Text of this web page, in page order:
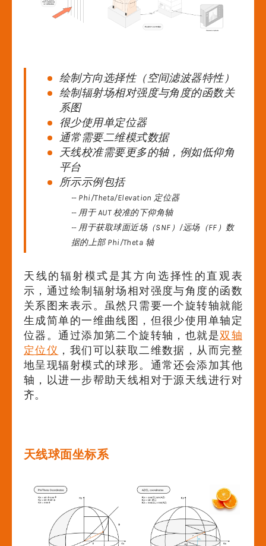
绘制方向选择性（空间滤波器特性）
绘制辐射场相对强度与角度的函数关
系图
很少使用单定位器
通常需要二维模式数据
天线校准需要更多的轴，例如低仰角
平台
所示示例包括
-- Phi/Theta/Elevation 定位器
-- 用于 AUT 校准的下仰角轴
-- 用于获取球面近场（SNF）/远场（FF）数
据的上部 Phi/Theta 轴
天线的辐射模式是其方向选择性的直观表
示，通过绘制辐射场相对强度与角度的函数
关系图来表示。虽然只需要一个旋转轴就能
生成简单的一维曲线图，但很少使用单轴定
位器。通过添加第二个旋转轴，也就是双轴
定位仪 ，我们可以获取二维数据，从而完整
地呈现辐射模式的球形。通常还会添加其他
轴，以进一步帮助天线相对于源天线进行对
齐。
天线球面坐标系